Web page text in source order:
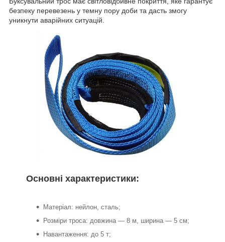
безпеку перевезень у темну пору доби та дасть змогу
уникнути аварійних ситуацій.
Основні характеристики:
Матеріал: нейлон, сталь;
Розміри троса: довжина — 8 м, ширина — 5 см;
Навантаження: до 5 т;